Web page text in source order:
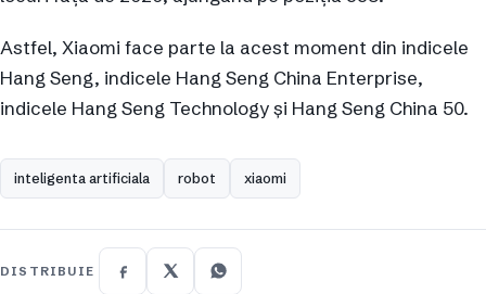
Astfel, Xiaomi face parte la acest moment din indicele
Hang Seng, indicele Hang Seng China Enterprise,
indicele Hang Seng Technology și Hang Seng China 50.
inteligenta artificiala robot xiaomi
DISTRIBUIE